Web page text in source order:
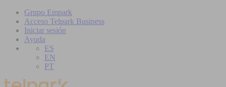
Grupo Empark
Acceso Telpark Business
Iniciar sesión
Ayuda
ES
EN
PT